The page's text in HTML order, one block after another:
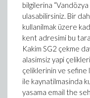
bilgilerina
ulasabilirsiniz. Bir
kullanilmak üzere
kent adresimi bu
Kakim SG2 çekme
alasimsiz yapi
çeliklerinin ve sefine
ile kaynatilmasinda
yasama email the